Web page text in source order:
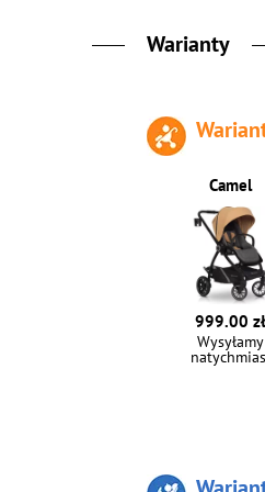
Warianty
Camel
999.00 zł
Wysyłamy